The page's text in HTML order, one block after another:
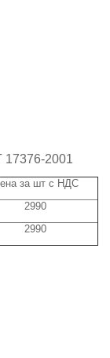
17376-2001
за шт с НДС
2990
2990